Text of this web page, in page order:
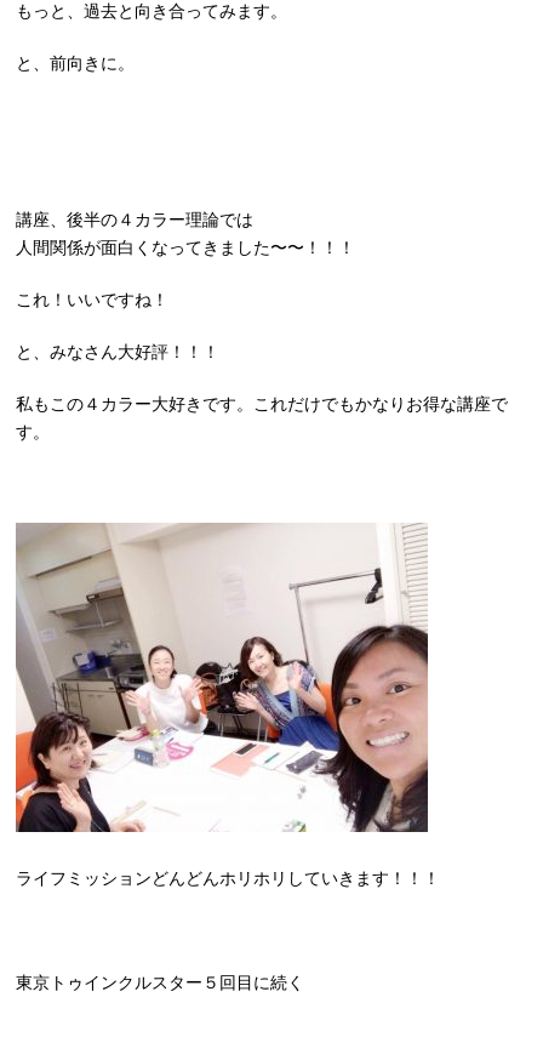
もっと、過去と向き合ってみます。
と、前向きに。
講座、後半の４カラー理論では
人間関係が面白くなってきました〜〜！！！
これ！いいですね！
と、みなさん大好評！！！
私もこの４カラー大好きです。これだけでもかなりお得な講座で
す。
ライフミッションどんどんホリホリしていきます！！！
東京トゥインクルスター５回目に続く